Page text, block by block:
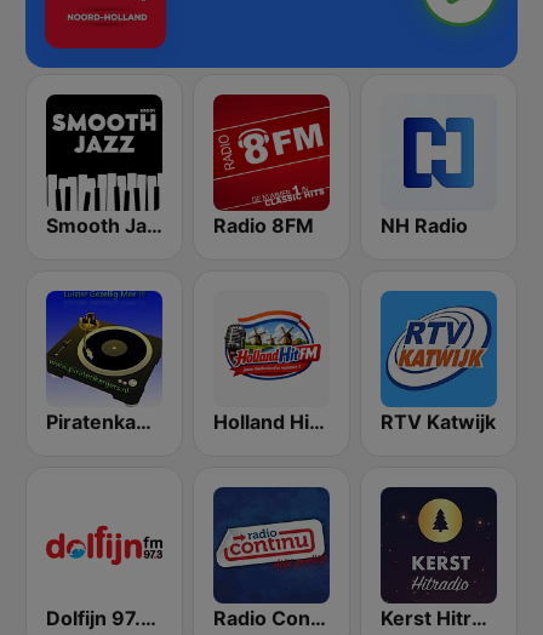
Smooth Jazz - Groov Radio 8FM NH Radio
Piratenkanjers Holland Hit FM RTV Katwijk
Dolfijn 97.3 FM Radio Continu Kerst Hitradio